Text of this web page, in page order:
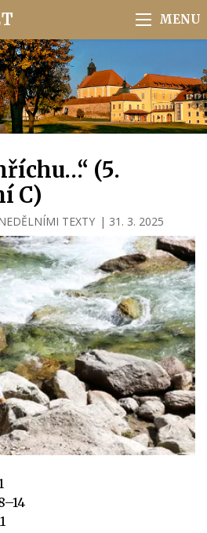
(5.
C)
TEXTY | 31. 3. 2025